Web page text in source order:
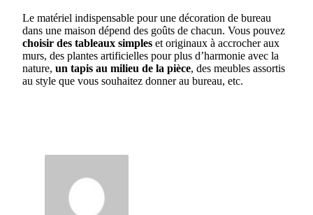
Le matériel indispensable pour une décoration de bureau
dans une maison dépend des goûts de chacun. Vous pouvez
choisir des tableaux simples et originaux à accrocher aux
murs, des plantes artificielles pour plus d’harmonie avec la
nature, un tapis au milieu de la pièce, des meubles assortis
au style que vous souhaitez donner au bureau, etc.